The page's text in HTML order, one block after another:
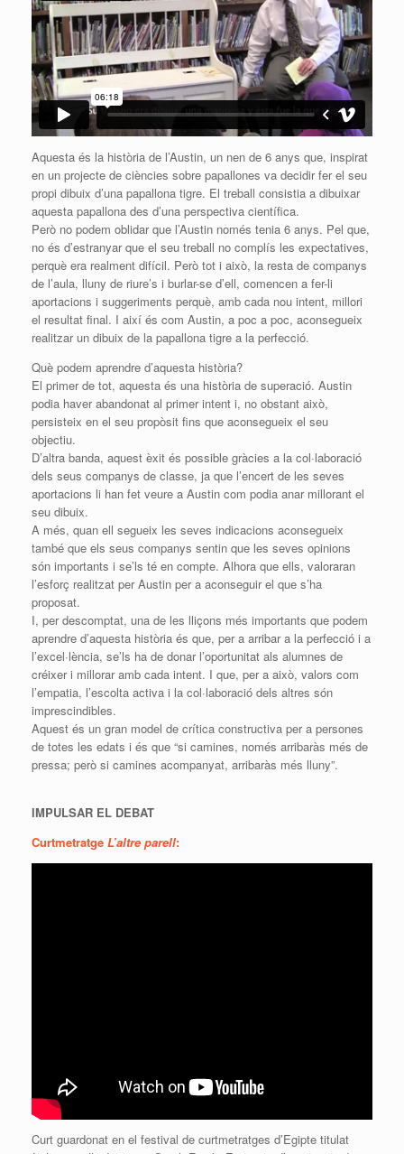
Aquesta és la història de l’Austin, un nen de 6 anys que, inspirat
en un projecte de ciències sobre papallones va decidir fer el seu
propi dibuix d’una papallona tigre. El treball consistia a dibuixar
aquesta papallona des d’una perspectiva científica.
Però no podem oblidar que l’Austin només tenia 6 anys. Pel que,
no és d’estranyar que el seu treball no complís les expectatives,
perquè era realment difícil. Però tot i això, la resta de companys
de l’aula, lluny de riure’s i burlar-se d’ell, comencen a fer-li
aportacions i suggeriments perquè, amb cada nou intent, millori
el resultat final. I així és com Austin, a poc a poc, aconsegueix
realitzar un dibuix de la papallona tigre a la perfecció.
Què podem aprendre d’aquesta història?
El primer de tot, aquesta és una història de superació. Austin
podia haver abandonat al primer intent i, no obstant això,
persisteix en el seu propòsit fins que aconsegueix el seu
objectiu.
D’altra banda, aquest èxit és possible gràcies a la col·laboració
dels seus companys de classe, ja que l’encert de les seves
aportacions li han fet veure a Austin com podia anar millorant el
seu dibuix.
A més, quan ell segueix les seves indicacions aconsegueix
també que els seus companys sentin que les seves opinions
són importants i se’ls té en compte. Alhora que ells, valoraran
l’esforç realitzat per Austin per a aconseguir el que s’ha
proposat.
I, per descomptat, una de les lliçons més importants que podem
aprendre d’aquesta història és que, per a arribar a la perfecció i a
l’excel·lència, se’ls ha de donar l’oportunitat als alumnes de
créixer i millorar amb cada intent. I que, per a això, valors com
l’empatia, l’escolta activa i la col·laboració dels altres són
imprescindibles.
Aquest és un gran model de crítica constructiva per a persones
de totes les edats i és que “si camines, només arribaràs més de
pressa; però si camines acompanyat, arribaràs més lluny”.
IMPULSAR EL DEBAT
Curtmetratge L’altre parell:
Curt guardonat en el festival de curtmetratges d’Egipte titulat